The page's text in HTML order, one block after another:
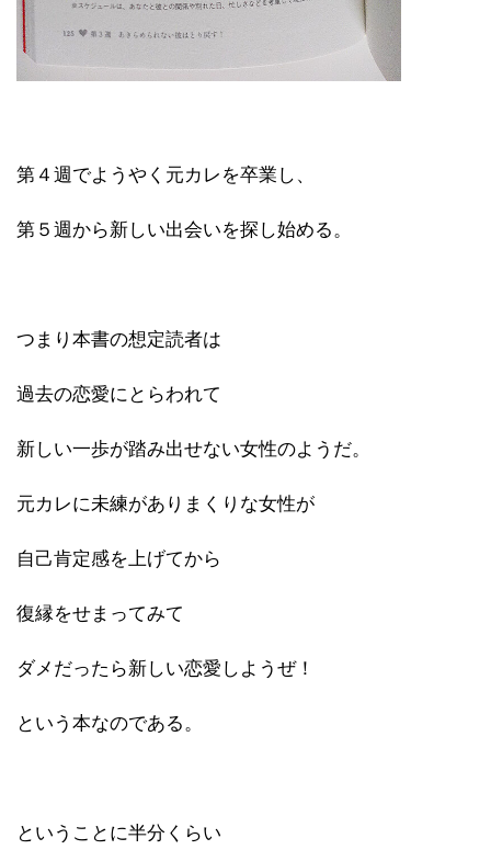
第４週でようやく元カレを卒業し、
第５週から新しい出会いを探し始める。
つまり本書の想定読者は
過去の恋愛にとらわれて
新しい一歩が踏み出せない女性のようだ。
元カレに未練がありまくりな女性が
自己肯定感を上げてから
復縁をせまってみて
ダメだったら新しい恋愛しようぜ！
という本なのである。
ということに半分くらい